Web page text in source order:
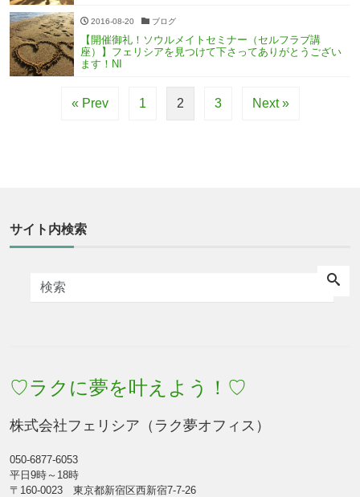
2016-08-20 ブログ
【開催御礼！ソウルメイトセミナー（セルフラブ講
座）】フェリシアを見つけて下さってありがとうござい
ます！NI
« Prev 1 2 3 Next »
サイト内検索
♡ラクに夢を叶えよう！♡
株式会社フェリシア（ラク夢オフィス）
050-6877-6053
平日9時～18時
〒160-0023 東京都新宿区西新宿7-7-26